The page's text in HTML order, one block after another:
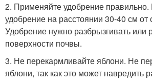
2. Применяйте удобрение
удобрение на расстоянии 30-40 см от
Удобрение нужно разбрызгивать или
поверхности почвы.
3. Не перекармливайте яблони. Не
яблони, так как это может навредить